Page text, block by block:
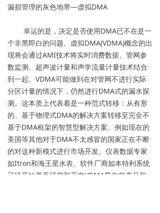
漏损管理的灰色地带—虚拟DMA
幸运的是，决定是否使用DMA已不在是一
个非黑即白的问题。虚拟DMA(VDMA)概念的出
现将会通过AMI技术将实时消费数据、管网参
数监测、超声波计量和声学流量计量技术结合
到一起。VDMA可能做到在对管网不进行实际
分区计量的情况下，仍然进行DMA式的漏水探
测。这本质上代表着是一种范式转移：从有形
的、基于物理式DMA的解决方案转移至完全不
基于DMA框架的智慧型解决方案。例如现在的
美国等其他对于DMA不太感冒的国家正在不断
的对这种新模式进行市场开发。仪表数据专家
如Itron和海王星水表、软件厂商如本特利系统
已经开始着手研究和开发VDMA导向的产品和